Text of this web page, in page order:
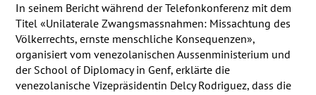
In seinem Bericht während der Telefonkonferenz mit dem
Titel «Unilaterale Zwangsmassnahmen: Missachtung des
Völkerrechts, ernste menschliche Konsequenzen»,
organisiert vom venezolanischen Aussenministerium und
der School of Diplomacy in Genf, erklärte die
venezolanische Vizepräsidentin Delcy Rodriguez, dass die